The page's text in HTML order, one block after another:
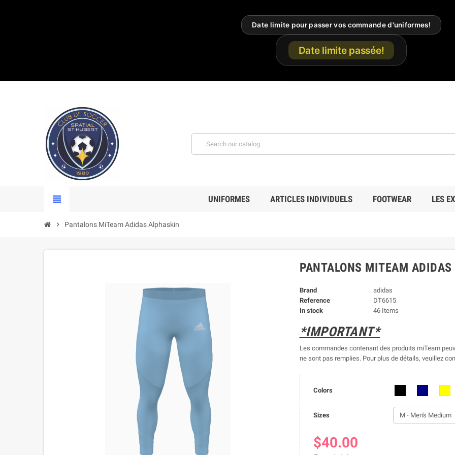
Date limite pour passer vos commande d'uniformes!
Date limite passée!
view_headline UNIFORMES ARTICLES INDIVIDUELS FOOTWEAR LES
chevron_right Pantalons MiTeam Adidas Alphaskin
PANTALONS MITEAM
Brand
adidas
Reference
DT6615
In stock
46 Items
*IMPORTANT*
Les commandes contenant des produits miTeam
ne sont pas remplies. Pour plus de détails, veuillez
Colors
Sizes
$40.00